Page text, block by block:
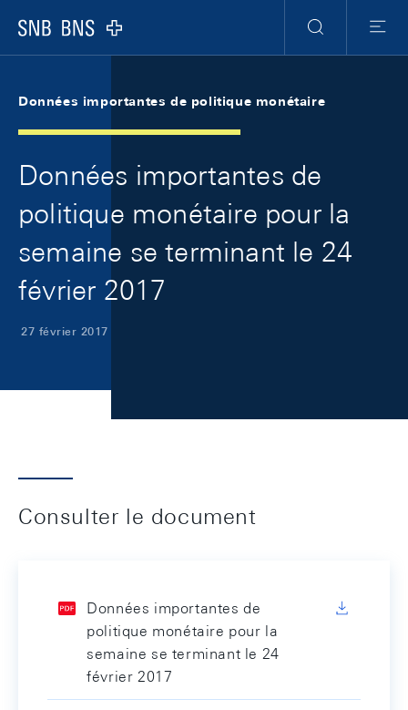
Logo
RechercheMenu
Données importantes de politique monétaire
Données importantes de
politique monétaire pour la
semaine se terminant le 24
février 2017
27 février 2017
Consulter le document
Données importantes de
politique monétaire pour la
semaine se terminant le 24
février 2017